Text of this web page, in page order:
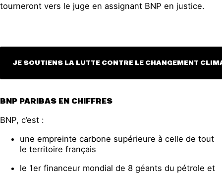
tourneront vers le juge en assignant BNP en justice.
JE SOUTIENS LA LUTTE CONTRE LE CHANGEMENT
BNP PARIBAS EN CHIFFRES
BNP, c’est :
une empreinte carbone supérieure à celle de tout
le territoire français
le 1er financeur mondial de 8 géants du pétrole et